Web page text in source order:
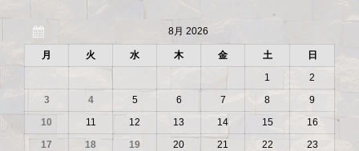
8月 2026
月 火 水 木 金 土
日
1
2
3
4 5 6 7 8
9
10
11 12 13 14 15
16
17
18 19 20 21 22
23